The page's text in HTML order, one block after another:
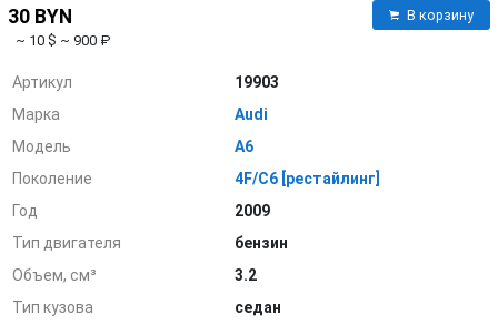
30 BYN
~ 10 $ ~ 900 ₽
В корзину
Артикул
19903
Марка
Audi
Модель
A6
Поколение
4F/C6 [рестайлинг]
Год
2009
Тип двигателя
бензин
Объем, см³
3.2
Тип кузова
седан